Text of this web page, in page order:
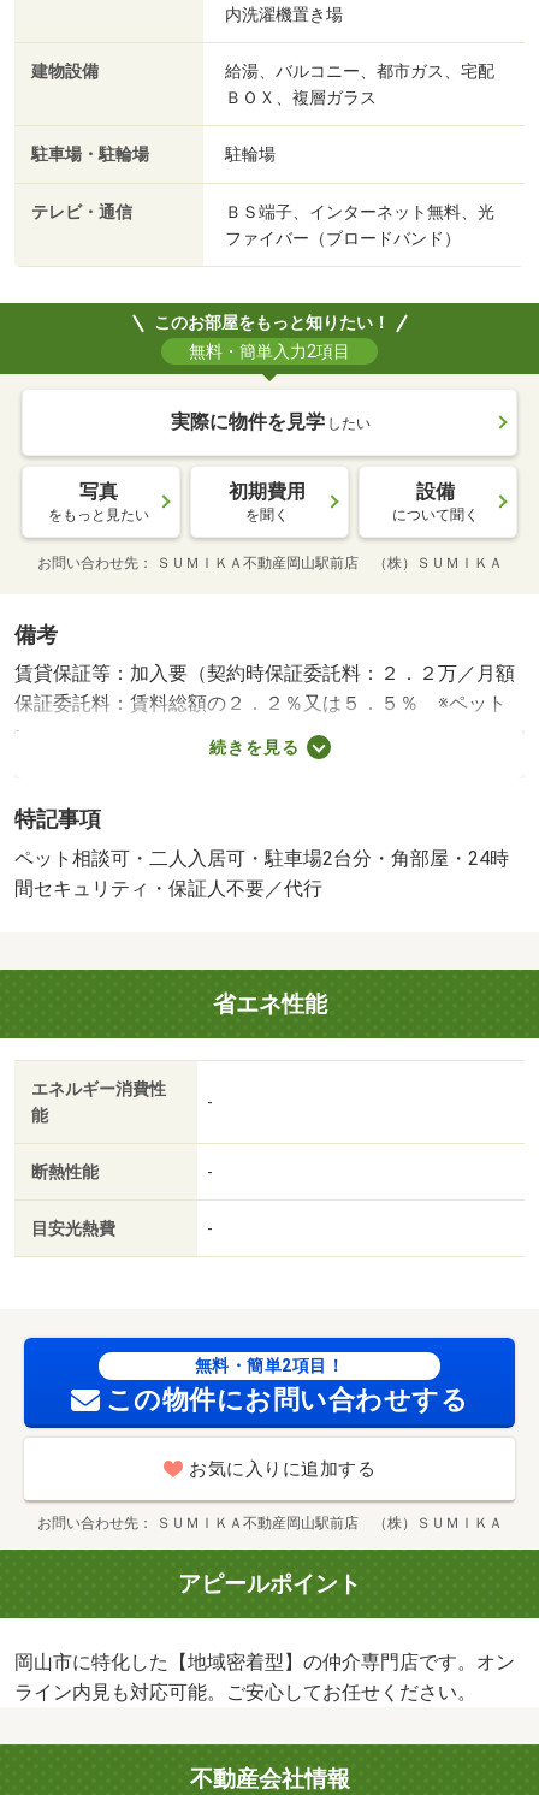
内洗濯機置き場
建物設備
給湯、バルコニー、都市ガス、宅配
ＢＯＸ、複層ガラス
駐車場・駐輪場 駐輪場
テレビ・通信
ＢＳ端子、インターネット無料、光
ファイバー（ブロードバンド）
このお部屋をもっと知りたい！
無料・簡単入力2項目
実際に物件を見学 したい
写真
をもっと見たい
初期費用
を聞く
設備
について聞く
お問い合わせ先 ＳＵＭＩＫＡ不動産岡山駅前店 （株）ＳＵＭＩＫＡ
備考
賃貸保証等：加入要（契約時保証委託料：２．２万／月額
保証委託料：賃料総額の２．２％又は５．５％ ※ペット
可は２．５万／２．５％）・維持費等：２４時間管理費
１，９８０円／月・町内会費２００円／月・ペット条件：
専門店です。オンライン内見も対応可能。ご安心してお任
せください。・バイク置場：なし・駐輪場：有・仲介手数
料：１ヶ月/鍵セット費 3300円/ハウスクリーニング 80000
続きを見る
特記事項
ペット相談可・二人入居可・駐車場2台分・角部屋・24時
間セキュリティ・保証人不要／代行
省エネ性能
エネルギー消費性
能
-
断熱性能 -
目安光熱費 -
無料・簡単2項目！
この物件にお問い合わせする
お気に入りに追加する
お問い合わせ先 ＳＵＭＩＫＡ不動産岡山駅前店 （株）ＳＵＭＩＫＡ
アピールポイント
岡山市に特化した【地域密着型】の仲介専門店です。オン
ライン内見も対応可能。ご安心してお任せください。
不動産会社情報